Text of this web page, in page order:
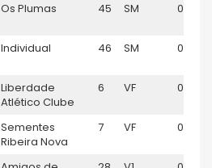
Os Plumas 45 SM
Individual 46 SM
Liberdade
Atlético Clube
6 VF
Sementes
Ribeira Nova
7 VF